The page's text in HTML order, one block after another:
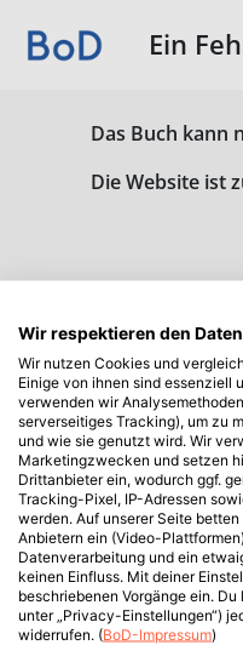
Ein
Das Buch kann
Die Website ist
Wir respektieren den
Wir nutzen Cookies und
Einige von ihnen sind essenziell
verwenden wir
serverseitiges Tracking), um zu
und wie sie genutzt wird. Wir
Marketingzwecken und setzen
Drittanbieter ein, wodurch ggf.
Tracking-Pixel, IP-Adressen
werden. Auf unserer Seite
Anbietern ein (Video-
Datenverarbeitung und ein
keinen Einfluss. Mit deiner
beschriebenen Vorgänge ein.
unter „Privacy-Einstellungen“)
widerrufen. (BoD-Impressum)